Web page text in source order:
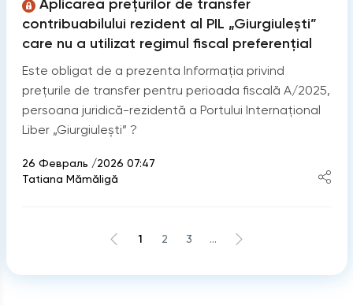
Aplicarea prețurilor de transfer
contribuabilului rezident al PIL „Giurgiulești”
care nu a utilizat regimul fiscal preferențial
Este obligat de a prezenta Informația privind
prețurile de transfer pentru perioada fiscală A/2025,
persoana juridică-rezidentă a Portului Internațional
Liber „Giurgiulești” ?
26 Февраль /2026 07:47
Tatiana Mămăligă
1 2 3 ...